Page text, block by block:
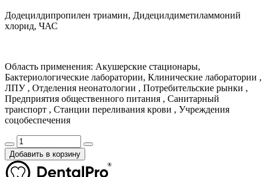
Додецилдипропилен триамин, Дидецилдиметиламмоний
хлорид, ЧАС
Область применения: Акушерские стационары,
Бактериологические лаборатории, Клинические лаборатории ,
ЛПУ , Отделения неонатологии , Потребительские рынки ,
Предприятия общественного питания , Санитарный
транспорт , Станции переливания крови , Учреждения
соцобеспечения
Добавить в корзину